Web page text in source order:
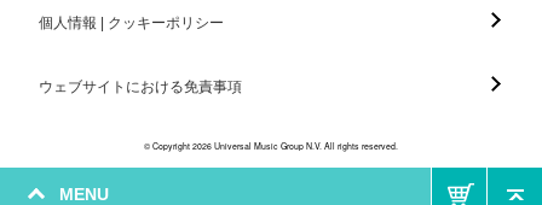
MENU
個人情報 | クッキーポリシー
ウェブサイトにおける免責事項
© Copyright 2026 Universal Music Group N.V. All rights reserved.